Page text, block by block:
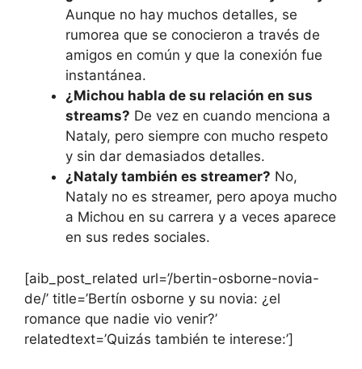
Aunque no hay muchos detalles, se
rumorea que se conocieron a través de
amigos en común y que la conexión fue
instantánea.
¿Michou habla de su relación en sus
streams? De vez en cuando menciona a
Nataly, pero siempre con mucho respeto
y sin dar demasiados detalles.
¿Nataly también es streamer? No,
Nataly no es streamer, pero apoya mucho
a Michou en su carrera y a veces aparece
en sus redes sociales.
[aib_post_related url=’/bertin-osborne-novia-
de/’ title=’Bertín osborne y su novia: ¿el
romance que nadie vio venir?’
relatedtext=’Quizás también te interese:’]